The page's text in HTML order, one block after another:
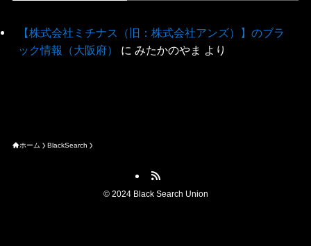
【株式会社ミチナス（旧：株式会社アンズ）】のブラ
ック情報（大阪府）
に みたかのやま より
ホーム BlackSearch
©2024 Black Search Union